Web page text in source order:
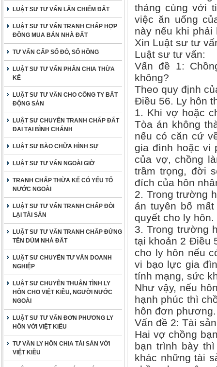
LUẬT SƯ TƯ VẤN LẤN CHIẾM ĐẤT
LUẬT SƯ TƯ VẤN TRANH CHẤP HỢP
ĐỒNG MUA BÁN NHÀ ĐẤT
TƯ VẤN CẤP SỔ ĐỎ, SỔ HỒNG
LUẬT SƯ TƯ VẤN PHÂN CHIA THỪA
KẾ
LUẬT SƯ TƯ VẤN CHO CÔNG TY BẤT
ĐỘNG SẢN
LUẬT SƯ CHUYÊN TRANH CHẤP ĐẤT
ĐAI TẠI BÌNH CHÁNH
LUẬT SƯ BÀO CHỮA HÌNH SỰ
LUẬT SƯ TƯ VẤN NGOÀI GIỜ
TRANH CHẤP THỪA KẾ CÓ YẾU TỐ
NƯỚC NGOÀI
LUẬT SƯ TƯ VẤN TRANH CHẤP ĐÒI
LẠI TÀI SẢN
LUẬT SƯ TƯ VẤN TRANH CHẤP ĐỨNG
TÊN DÙM NHÀ ĐẤT
LUẬT SƯ CHUYÊN TƯ VẤN DOANH
NGHIỆP
LUẬT SƯ CHUYÊN THUẬN TÌNH LY
HÔN CHO VIỆT KIỀU, NGƯỜI NƯỚC
NGOÀI
LUẬT SƯ TƯ VẤN ĐƠN PHƯƠNG LY
HÔN VỚI VIỆT KIỀU
TƯ VẤN LY HÔN CHIA TÀI SẢN VỚI
VIỆT KIỀU
tháng cùng với
việc ăn uống
này nếu khi
Xin Luật sư tư
Luật sư tư vấn:
Vấn đề 1:
không?
Theo quy định
Điều 56. Ly hôn
1. Khi vợ hoặc
Tòa án không
nếu có căn cứ
gia đình hoặc vi
của vợ, chồng
trầm trọng, đời
đích của hôn
2. Trong trường
án tuyên bố
quyết cho ly hôn.
3. Trong trường
tại khoản 2 Điều
cho ly hôn nếu
vi bạo lực gia
tính mạng, sức
Như vậy, nếu
hạnh phúc thì
hôn đơn phương.
Vấn đề 2: Tài
Hai vợ chồng
bạn trình bày
khác những tài